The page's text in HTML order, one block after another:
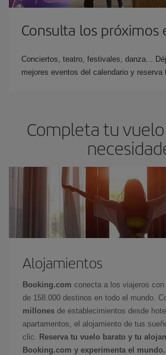
Consulta los próximos
Conciertos, teatro, festivales, danza...
mejores eventos del calendario y reserva
Completa tu
Alojamientos
Booking.com conecta a los viajeros
de 158.000 destinos en todo el mundo.
millones de establecimientos desde
apartamentos, el alojamiento de tus
clic.
Reserva tu vuelo barato y tu
Booking.com y experimenta el mundo.